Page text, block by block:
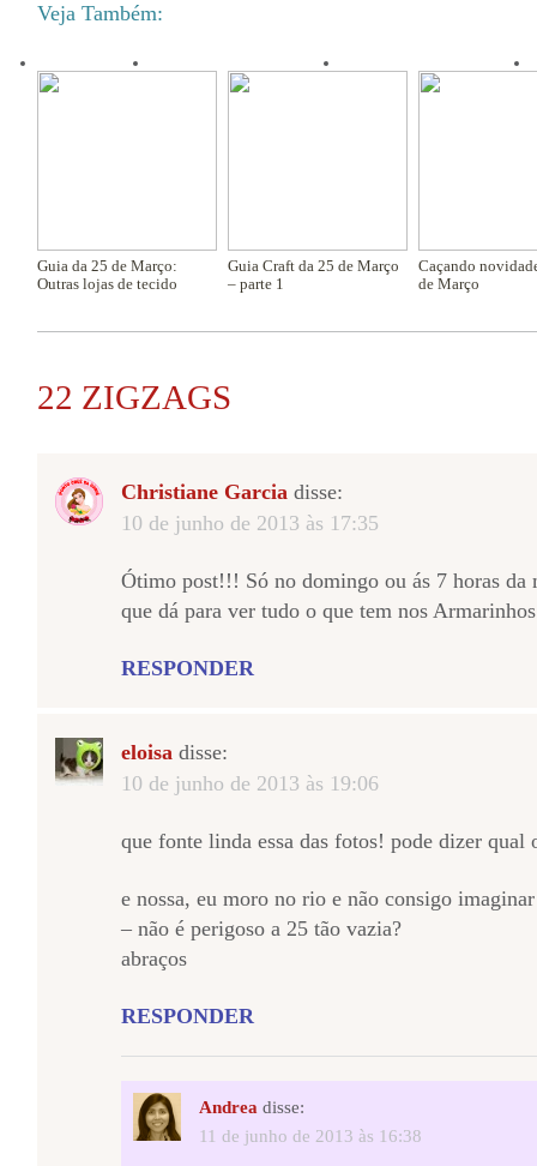
Veja Também:
Guia da 25 de Março:
Outras lojas de tecido
Guia Craft da 25 de Março
– parte 1
Caçando
de Março
22 ZIGZAGS
Christiane Garcia disse:
10 de junho de 2013 às 17:35
Ótimo post!!! Só no domingo ou ás 7 horas da
que dá para ver tudo o que tem nos
RESPONDER
eloisa disse:
10 de junho de 2013 às 19:06
que fonte linda essa das fotos! pode dizer qual
e nossa, eu moro no rio e não consigo
– não é perigoso a 25 tão vazia?
abraços
RESPONDER
Andrea disse:
11 de junho de 2013 às 16:38